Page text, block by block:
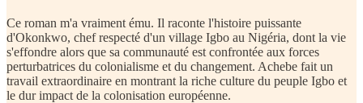
Ce roman m'a vraiment ému. Il raconte l'histoire puissante
d'Okonkwo, chef respecté d'un village Igbo au Nigéria, dont la vie
s'effondre alors que sa communauté est confrontée aux forces
perturbatrices du colonialisme et du changement. Achebe fait un
travail extraordinaire en montrant la riche culture du peuple Igbo et
le dur impact de la colonisation européenne.